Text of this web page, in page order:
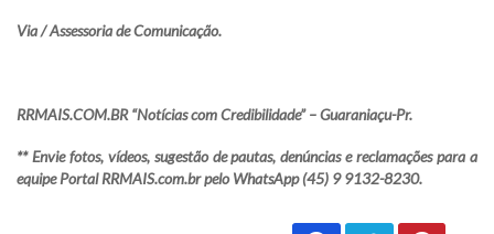
Via / Assessoria de Comunicação.
RRMAIS.COM.BR “Notícias com Credibilidade” – Guaraniaçu-Pr.
** Envie fotos, vídeos, sugestão de pautas, denúncias e reclamações para a
equipe Portal RRMAIS.com.br pelo WhatsApp (45) 9 9132-8230.